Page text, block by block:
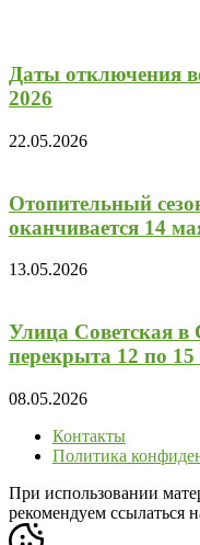
Даты отключения
2026
22.05.2026
Отопительный
оканчивается 14
13.05.2026
Улица Советская в
перекрыта 12 по
08.05.2026
Контакты
Политика
При использовании
рекомендуем ссылаться